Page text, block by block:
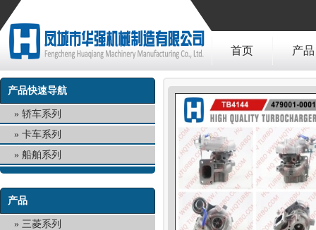
首页 产品
产品快速导航
轿车系列
卡车系列
船舶系列
产品
三菱系列